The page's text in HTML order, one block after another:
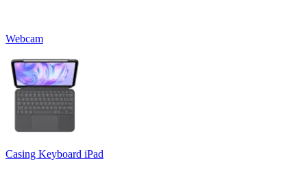
Webcam
Casing Keyboard iPad